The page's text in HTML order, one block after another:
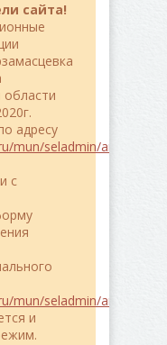
сайта!
области
адресу
mun/seladmin/
с
mun/seladmin/
и